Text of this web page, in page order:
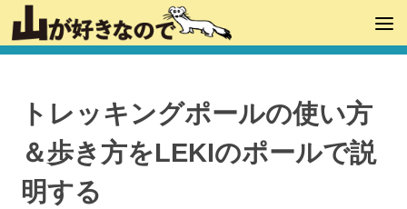
トレッキングポールの使い方
＆歩き方をLEKIのポールで説
明する